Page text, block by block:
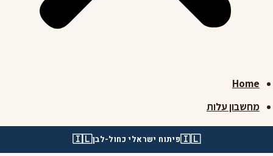
Home
מחשבון עלות
🇮🇱פיתוח ישראלי כחול-לבן🇮🇱